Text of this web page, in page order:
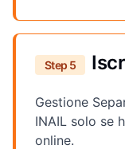
Step 5
Gestione
INAIL solo se
online.